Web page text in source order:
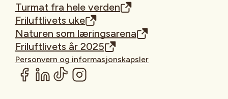
Turmat fra hele verden
Friluftlivets uke
Naturen som læringsarena
Friluftlivets år 2025
Personvern og informasjonskapsler